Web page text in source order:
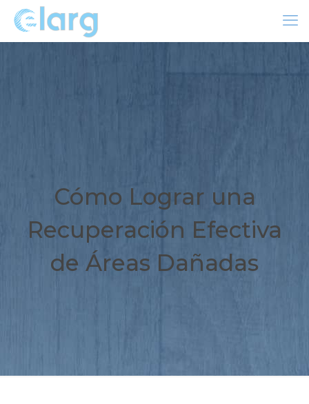
Cómo Lograr una
Recuperación Efectiva
de Áreas Dañadas